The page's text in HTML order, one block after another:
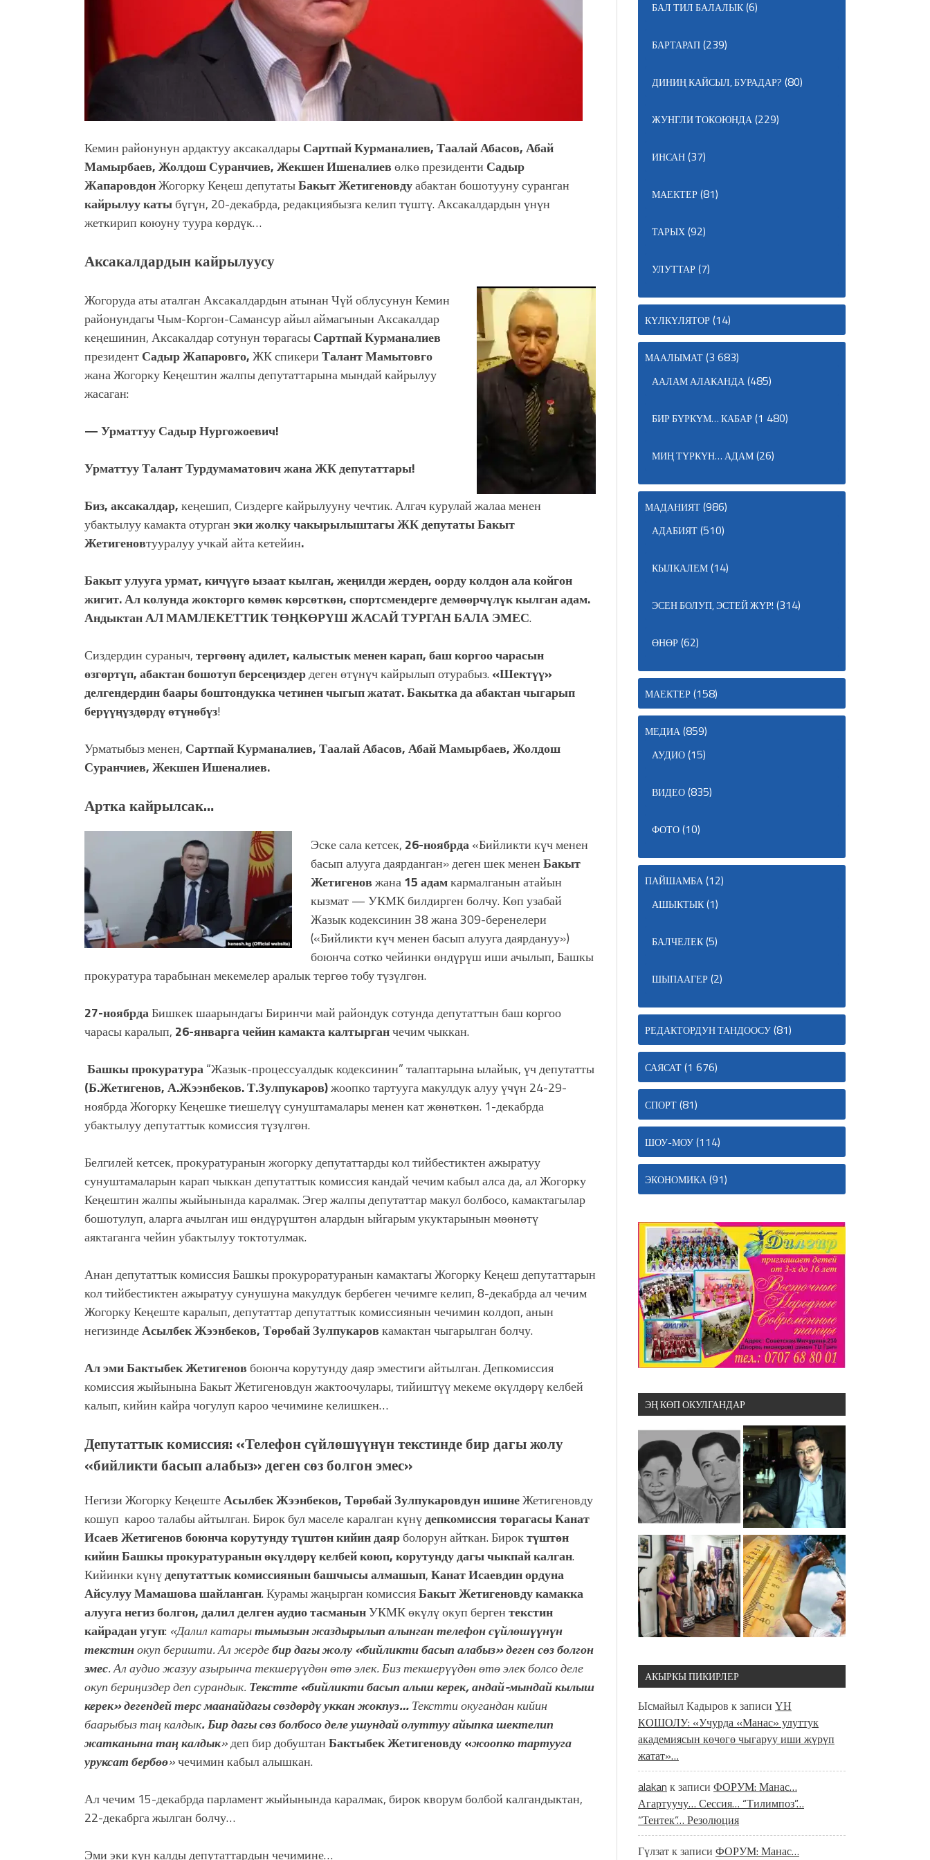
Кемин районунун ардактуу аксакалдарыСартпай Курманалиев, Таалай Абасов, Абай
Мамырбаев, Жолдош Суранчиев, Жекшен Ишеналиевөлкө президенти Садыр
ЖапаровдонЖогорку Кеңеш депутатыБакыт Жетигеновдуабактан бошотууну суранган
кайрылуу катыбүгүн, 20-декабрда, редакциябызга келип түштү. Аксакалдардын үнүн
жеткирип коюуну туура көрдүк…
Аксакалдардын кайрылуусу
Жогоруда аты аталган Аксакалдардын атынан Чүй облусунун Кемин
районундагы Чым-Коргон-Самансур айыл аймагынын Аксакалдар
кеңешинин, Аксакалдар сотунун төрагасыСартпай Курманалиев
президентСадыр Жапаровго,ЖК спикериТалант Мамытовго
жана Жогорку Кеңештин жалпы депутаттарына мындай кайрылуу
жасаган:
— Урматтуу Садыр Нургожоевич!
Урматтуу Талант Турдумаматович жана ЖК депутаттары!
Биз, аксакалдар,кеңешип, Сиздерге кайрылууну чечтик. Алгач курулай жалаа менен
убактылуу камакта отурганэки жолку чакырылыштагы ЖК депутатыБакыт
Жетигеновтууралуу учкай айта кетейин.
Бакыт улууга урмат, кичүүгө ызаат кылган, жеңилди жерден, оорду колдон ала койгон
жигит. Ал колунда жокторго көмөк көрсөткөн, спортсмендерге демөөрчүлүк кылган адам.
Андыктан АЛ МАМЛЕКЕТТИК ТӨҢКӨРΥШ ЖАСАЙ ТУРГАН БАЛА ЭМЕС.
Сиздердин сураныч,тергөөнү адилет, калыстык менен карап, баш коргоо чарасын
өзгөртүп, абактан бошотуп берсеңиздердеген өтүнүч кайрылып отурабыз. «Шектүү»
делгендердин баары боштондукка четинен чыгып жатат. Бакытка да абактан чыгарып
берүүңүздөрдү өтүнөбүз!
Урматыбыз менен, Сартпай Курманалиев, Таалай Абасов, Абай Мамырбаев, Жолдош
Суранчиев, Жекшен Ишеналиев.
Артка кайрылсак…
Эске сала кетсек, 26-ноябрда«Бийликти күч менен
басып алууга даярданган» деген шек мененБакыт
Жетигеновжана15 адамкармалганын атайын
кызмат — УКМК билдирген болчу. Көп узабай
Жазык кодексинин 38 жана 309-беренелери
(«Бийликти күч менен басып алууга даярдануу»)
боюнча сотко чейинки өндүрүш иши ачылып, Башкы
прокуратура тарабынан мекемелер аралык тергөө тобу түзүлгөн.
27-ноябрдаБишкек шаарындагы Биринчи май райондук сотунда депутаттын баш коргоо
чарасы каралып, 26-январга чейин камакта калтырганчечим чыккан.
Башкы прокуратура“Жазык-процессуалдык кодексинин” талаптарына ылайык, үч депутатты
(Б.Жетигенов, А.Жээнбеков. Т.Зулпукаров)жоопко тартууга макулдук алуу үчүн 24-29-
ноябрда Жогорку Кеңешке тиешелүү сунуштамалары менен кат жөнөткөн. 1-декабрда
убактылуу депутаттык комиссия түзүлгөн.
Белгилей кетсек, прокуратуранын жогорку депутаттарды кол тийбестиктен ажыратуу
сунуштамаларын карап чыккан депутаттык комиссия кандай чечим кабыл алса да, ал Жогорку
Кеңештин жалпы жыйынында каралмак. Эгер жалпы депутаттар макул болбосо, камактагылар
бошотулуп, аларга ачылган ишөндүрүштөн алардын ыйгарым укуктарынын мөөнөтү
аяктаганга чейин убактылуу токтотулмак.
Анан депутаттык комиссия Башкы прокуроратуранын камактагы Жогорку Кеңеш депутаттарын
кол тийбестиктен ажыратуу сунушуна макулдук бербеген чечимге келип, 8-декабрда ал чечим
Жогорку Кеңеште каралып, депутаттардепутаттык комиссиянын чечимин колдоп, анын
негизиндеАсылбек Жээнбеков, Төрөбай Зулпукаровкамактан чыгарылган болчу.
Ал эми Бактыбек Жетигеновбоюнча корутунду даяр эместиги айтылган. Депкомиссия
комиссия жыйынына Бакыт Жетигеновдун жактоочулары, тийиштүү мекемеөкүлдөрү келбей
калып, кийин кайра чогулуп кароо чечимине келишкен…
Депутаттык комиссия: «Телефон сүйлөшүүнүн текстинде бир дагы жолу
«бийликти басып алабыз» деген сөз болгон эмес»
Негизи Жогорку КеңештеАсылбек Жээнбеков, Төрөбай Зулпукаровдун ишинеЖетигеновду
кошуп кароо талабы айтылган. Бирок бул маселе каралган күнүдепкомиссия төрагасы Канат
ИсаевЖетигенов боюнча корутунду түштөн кийин даярболорун айткан. Бироктүштөн
кийин Башкы прокуратуранын өкүлдөрү келбей коюп, корутунду дагы чыкпай калган.
Кийинки күнүдепутаттык комиссиянын башчысы алмашып,Канат Исаевдин ордуна
Айсулуу Мамашова шайланган. Курамы жаңырган комиссияБакыт Жетигеновду камакка
алууга негиз болгон, далил делген аудио тасманынУКМК өкүлү окуп бергентекстин
кайрадан угуп: «Далил катарытымызын жаздырылып алынган телефон сүйлөшүүнүн
текстинокуп беришти. Ал жердебир дагы жолу «бийликти басып алабыз» деген сөз болгон
эмес. Ал аудио жазуу азырынча текшерүүдөн өтө элек. Биз текшерүүдөн өтө элек болсо деле
окуп бериңиздер деп сурандык. Текстте «бийликти басып алыш керек, андай-мындай кылыш
керек» дегендей терс маанайдагы сөздөрдү уккан жокпуз…Текстти окугандан кийин
баарыбыз таң калдык. Бир дагы сөз болбосо деле ушундай олуттуу айыпка шектелип
жатканына таң калдык»деп бир добуштанБактыбек Жетигеновду«жоопко тартууга
уруксат бербөө»чечимин кабыл алышкан.
Ал чечим 15-декабрда парламент жыйынында каралмак, бирок кворум болбой калгандыктан,
22-декабрга жылган болчу…
Эми эки күн калды депутаттардын чечимине…
БАЛ ТИЛ БАЛАЛЫК(6)
БАРТАРАП(239)
ДИНИҢ КАЙСЫЛ, БУРАДАР? (80)
ЖУНГЛИ ТОКОЮНДА(229)
ИНСАН(37)
МАЕКТЕР(81)
ТАРЫХ(92)
УЛУТТАР(7)
КҮЛКҮЛЯТОР(14)
МААЛЫМАТ(3 683)
ААЛАМ АЛАКАНДА(485)
БИР БҮРКҮМ… КАБАР(1 480)
МИҢ ТҮРКҮН… АДАМ(26)
МАДАНИЯТ(986)
АДАБИЯТ(510)
КЫЛКАЛЕМ(14)
ЭСЕН БОЛУП, ЭСТЕЙ ЖҮР! (314)
ӨНӨР(62)
МАЕКТЕР(158)
МЕДИА(859)
АУДИО(15)
ВИДЕО(835)
ФОТО(10)
ПАЙШАМБА(12)
АШЫКТЫК(1)
БАЛЧЕЛЕК(5)
ШЫПААГЕР(2)
РЕДАКТОРДУН ТАНДООСУ(81)
САЯСАТ(1 676)
СПОРТ(81)
ШОУ-МОУ(114)
ЭКОНОМИКА(91)
ЭҢ КӨП ОКУЛГАНДАР
АКЫРКЫ ПИКИРЛЕР
Ысмайыл Кадыров к записи ҮН
КОШОЛУ: «Учурда «Манас» улуттук
академиясын көчөгө чыгаруу иши жүрүп
жатат»…
alakan к записи ФОРУМ: Манас…
Агартуучу… Сессия… “Тилимпоз”…
“Тентек”… Резолюция
Гүлзатк записи ФОРУМ: Манас…